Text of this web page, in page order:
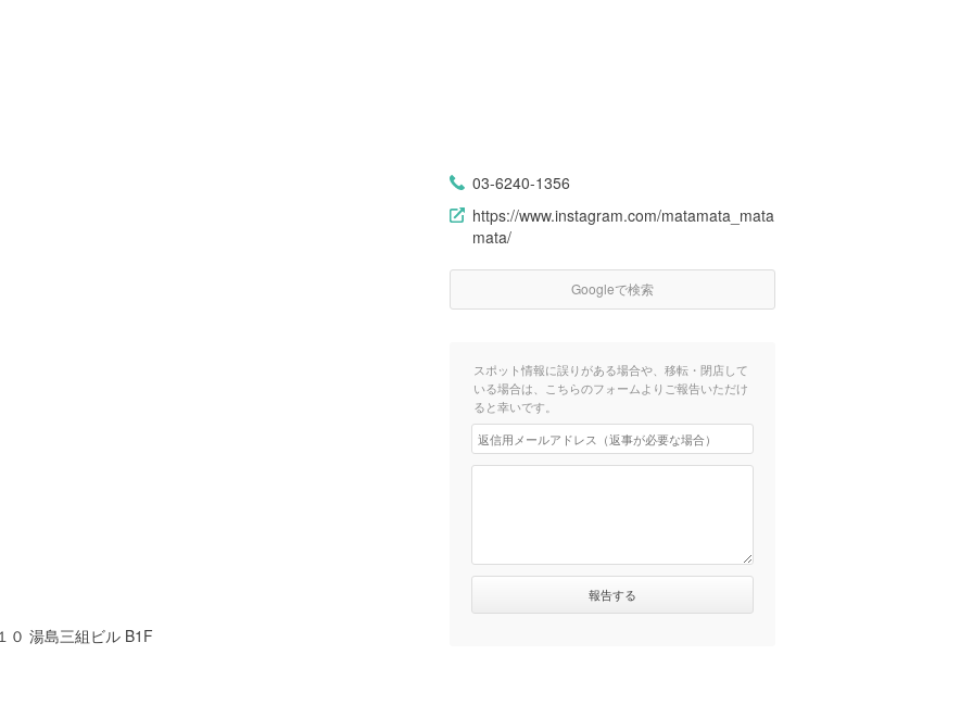
０ 湯島三組ビル B1F
03-6240-1356
https://www.instagram.com/matamata_mata
mata/
Googleで検索
スポット情報に誤りがある場合や、移転・閉店して
いる場合は、こちらのフォームよりご報告いただけ
ると幸いです。